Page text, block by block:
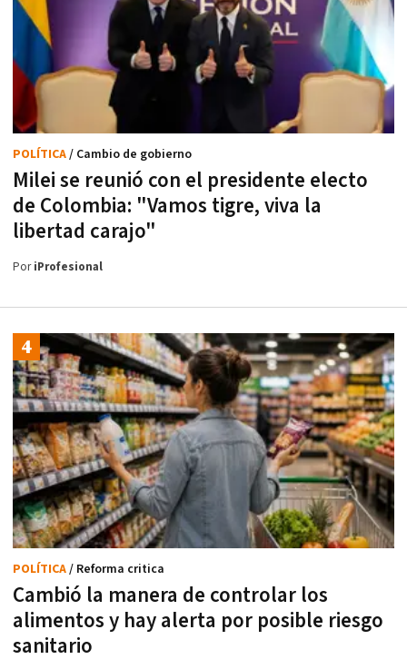
Milei se reunió con el presidente electo
de Colombia: "Vamos tigre, viva la
libertad carajo"
POLÍTICA/ Cambio de gobierno
PoriProfesional
Cambió la manera de controlar los
alimentos y hay alerta por posible riesgo
sanitario
POLÍTICA/ Reforma critica